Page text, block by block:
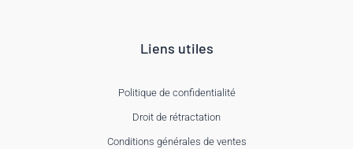
Liens utiles
Politique de confidentialité
Droit de rétractation
Conditions générales de ventes